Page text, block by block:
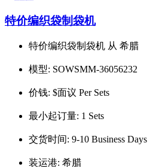
特价编织袋制袋机
特价编织袋制袋机 从 希腊
模型: SOWSMM-36056232
价钱: $面议 Per Sets
最小起订量: 1 Sets
交货时间: 9-10 Business Days
装运港: 希腊